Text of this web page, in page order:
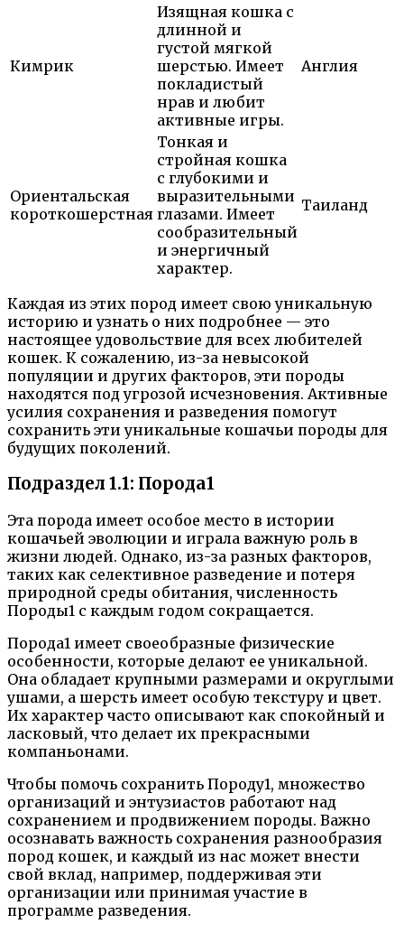
Кимрик
Изящная кошка с
длинной и
густой мягкой
шерстью. Имеет
покладистый
нрав и любит
активные игры.
Англия
Ориентальская
короткошерстная
Тонкая и
стройная кошка
с глубокими и
выразительными
глазами. Имеет
сообразительный
и энергичный
характер.
Таиланд
Каждая из этих пород имеет свою уникальную
историю и узнать о них подробнее — это
настоящее удовольствие для всех любителей
кошек. К сожалению, из-за невысокой
популяции и других факторов, эти породы
находятся под угрозой исчезновения. Активные
усилия сохранения и разведения помогут
сохранить эти уникальные кошачьи породы для
будущих поколений.
Подраздел 1.1: Порода1
Эта порода имеет особое место в истории
кошачьей эволюции и играла важную роль в
жизни людей. Однако, из-за разных факторов,
таких как селективное разведение и потеря
природной среды обитания, численность
Породы1 с каждым годом сокращается.
Порода1 имеет своеобразные физические
особенности, которые делают ее уникальной.
Она обладает крупными размерами и округлыми
ушами, а шерсть имеет особую текстуру и цвет.
Их характер часто описывают как спокойный и
ласковый, что делает их прекрасными
компаньонами.
Чтобы помочь сохранить Породу1, множество
организаций и энтузиастов работают над
сохранением и продвижением породы. Важно
осознавать важность сохранения разнообразия
пород кошек, и каждый из нас может внести
свой вклад, например, поддерживая эти
организации или принимая участие в
программе разведения.